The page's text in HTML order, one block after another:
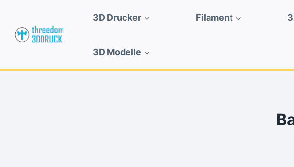
springen
3D Drucker Filament
3D Modelle